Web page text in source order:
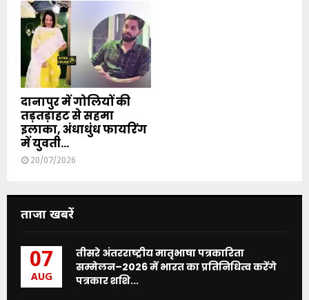
दानापुर में गोलियों की
तड़तड़ाहट से सहमा
इलाका, अंधाधुंध फायरिंग
में युवती...
20/07/2026
ताजा खबरें
07
AUG
तीसरे अंतरराष्ट्रीय मातृभाषा पत्रकारिता
सम्मेलन–2026 में भारत का प्रतिनिधित्व करेंगे
पत्रकार शशि...